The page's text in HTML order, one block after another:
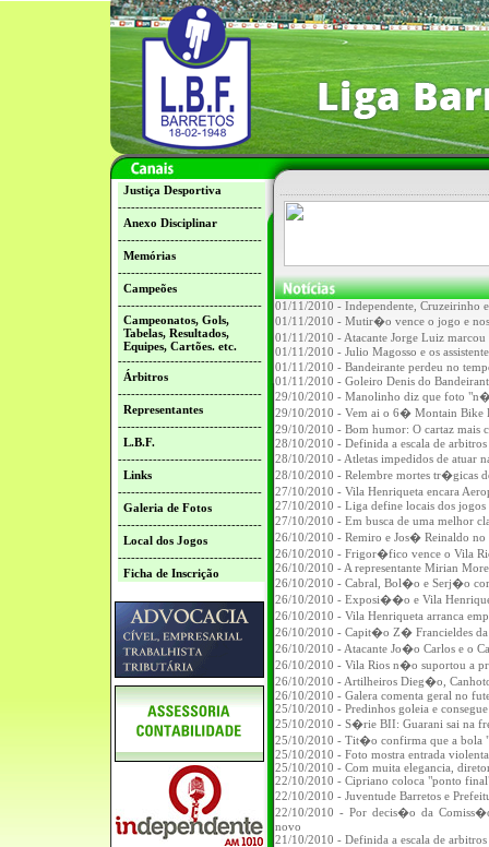
Justiça Desportiva
---------------------------------
Anexo Disciplinar
---------------------------------
Memórias
---------------------------------
Campeões
---------------------------------
Campeonatos, Gols,
Tabelas, Resultados,
Equipes, Cartões. etc.
---------------------------------
Árbitros
---------------------------------
Representantes
---------------------------------
L.B.F.
---------------------------------
Links
---------------------------------
Galeria de Fotos
---------------------------------
Local dos Jogos
---------------------------------
Ficha de Inscrição
01/11/2010 - Independente, Cruzeirinho
01/11/2010 - Mutir�o vence o jogo e nos
01/11/2010 - Atacante Jorge Luiz
01/11/2010 - Julio Magosso e os
01/11/2010 - Bandeirante perdeu no
01/11/2010 - Goleiro Denis do
29/10/2010 - Manolinho diz que foto
29/10/2010 - Vem ai o 6� Montain Bike
29/10/2010 - Bom humor: O cartaz
28/10/2010 - Definida a escala de
28/10/2010 - Atletas impedidos de
28/10/2010 - Relembre mortes tr�gicas
27/10/2010 - Vila Henriqueta encara
27/10/2010 - Liga define locais dos jogos
27/10/2010 - Em busca de uma
26/10/2010 - Remiro e Jos� Reinaldo no
26/10/2010 - Frigor�fico vence o Vila
26/10/2010 - A representante Mirian
26/10/2010 - Cabral, Bol�o e Serj�o
26/10/2010 - Exposi��o e Vila
26/10/2010 - Vila Henriqueta arranca
26/10/2010 - Capit�o Z� Francieldes da
26/10/2010 - Atacante Jo�o Carlos e o
26/10/2010 - Vila Rios n�o suportou a
26/10/2010 - Artilheiros Dieg�o,
26/10/2010 - Galera comenta geral no
25/10/2010 - Predinhos goleia e
25/10/2010 - S�rie BII: Guarani sai na
25/10/2010 - Tit�o confirma que a
25/10/2010 - Foto mostra entrada
25/10/2010 - Com muita elegancia,
22/10/2010 - Cipriano coloca "ponto
22/10/2010 - Juventude Barretos e
22/10/2010 - Por decis�o da
novo
21/10/2010 - Definida a escala de